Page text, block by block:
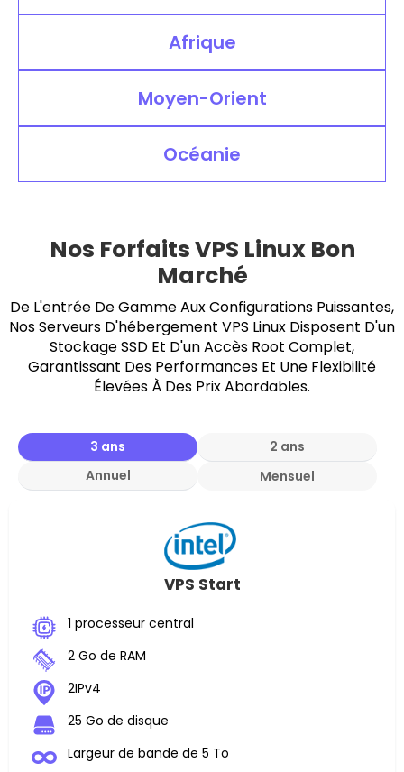
Afrique
Moyen-Orient
Océanie
Nos Forfaits VPS Linux Bon
Marché
De L'entrée De Gamme Aux Configurations Puissantes,
Nos Serveurs D'hébergement VPS Linux Disposent D'un
Stockage SSD Et D'un Accès Root Complet,
Garantissant Des Performances Et Une Flexibilité
Élevées À Des Prix Abordables.
3 ans
2 ans
Annuel
Mensuel
VPS Start
1 processeur central
2 Go de RAM
2IPv4
25 Go de disque
Largeur de bande de 5 To